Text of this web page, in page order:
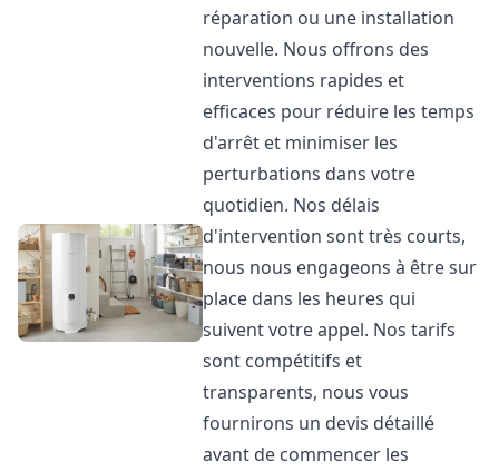
réparation ou une installation
nouvelle. Nous offrons des
interventions rapides et
efficaces pour réduire les temps
d'arrêt et minimiser les
perturbations dans votre
quotidien. Nos délais
d'intervention sont très courts,
nous nous engageons à être sur
place dans les heures qui
suivent votre appel. Nos tarifs
sont compétitifs et
transparents, nous vous
fournirons un devis détaillé
avant de commencer les